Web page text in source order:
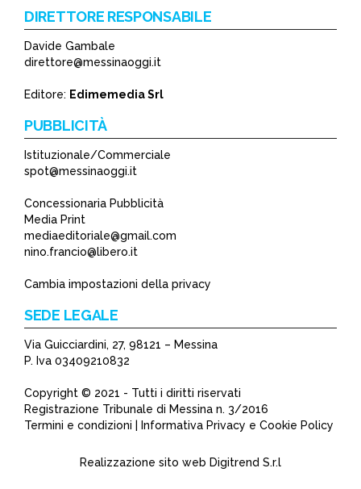
*
DIRETTORE RESPONSABILE
Davide Gambale
direttore@messinaoggi.it
Editore: Edimemedia Srl
PUBBLICITÀ
Istituzionale/Commerciale
spot@messinaoggi.it
Concessionaria Pubblicità
Media Print
mediaeditoriale@gmail.com
nino.francio@libero.it
Cambia impostazioni della privacy
SEDE LEGALE
Via Guicciardini, 27, 98121 – Messina
P. Iva 03409210832
Copyright © 2021 - Tutti i diritti riservati
Registrazione Tribunale di Messina n. 3/2016
Termini e condizioni | Informativa Privacy e Cookie Policy
Realizzazione sito web Digitrend S.r.l